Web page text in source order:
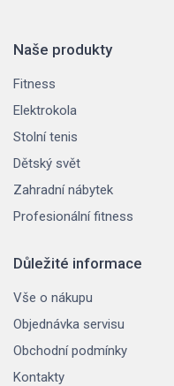
Naše produkty
Fitness
Elektrokola
Stolní tenis
Dětský svět
Zahradní nábytek
Profesionální fitness
Důležité informace
Vše o nákupu
Objednávka servisu
Obchodní podmínky
Kontakty